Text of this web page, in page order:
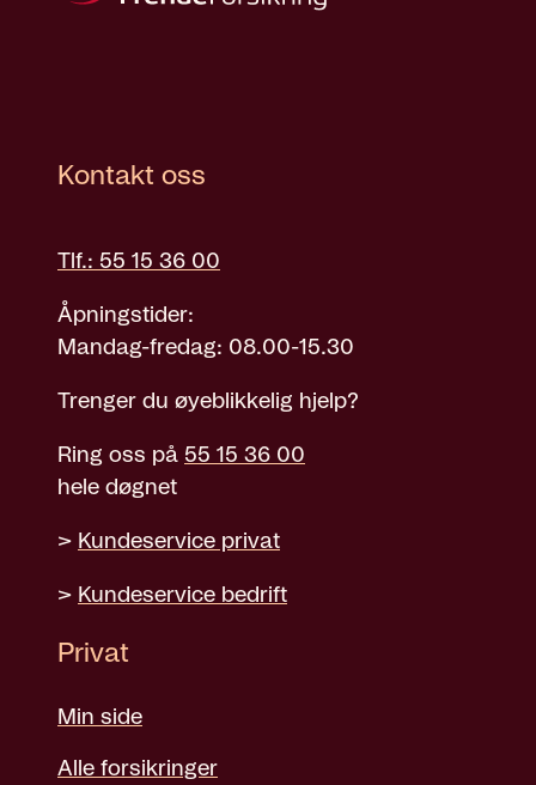
Kontakt oss
Tlf.: 55 15 36 00
Åpningstider:
Mandag-fredag: 08.00-15.30
Trenger du øyeblikkelig hjelp?
Ring oss på 55 15 36 00
hele døgnet
> Kundeservice privat
> Kundeservice bedrift
Privat
Min side
Alle forsikringer